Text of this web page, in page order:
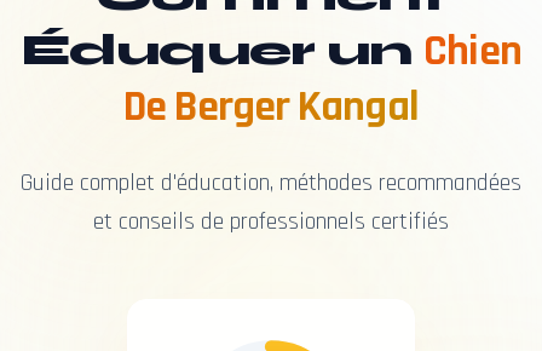
Éduquer un Chien
De Berger Kangal
Guide complet d'éducation, méthodes recommandées
et conseils de professionnels certifiés